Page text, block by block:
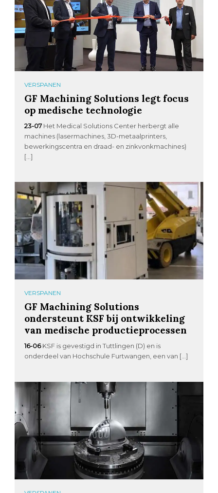
VERSPANEN
GF Machining Solutions legt focus
op medische technologie
23-07 Het Medical Solutions Center herbergt alle
machines (lasermachines, 3D-metaalprinters,
bewerkingscentra en draad- en zinkvonkmachines)
[…]
VERSPANEN
GF Machining Solutions
ondersteunt KSF bij ontwikkeling
van medische productieprocessen
16-06 KSF is gevestigd in Tuttlingen (D) en is
onderdeel van Hochschule Furtwangen, een van […]